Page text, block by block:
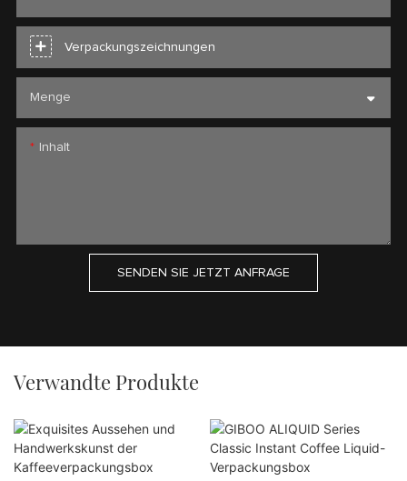
Verpackungszeichnungen
Menge
Inhalt
SENDEN SIE JETZT ANFRAGE
Verwandte Produkte